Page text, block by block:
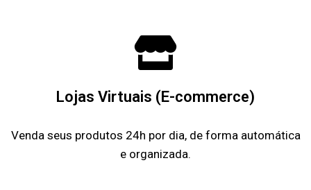
Lojas Virtuais (E-commerce)
Venda seus produtos 24h por dia, de forma automática
e organizada.